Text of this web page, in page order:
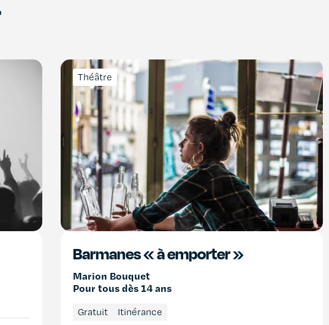
Théâtre
Barmanes « à emporter »
Marion Bouquet
Pour tous dès 14 ans
Gratuit Itinérance